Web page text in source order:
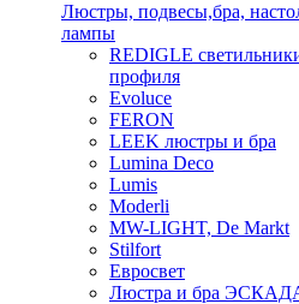
Люстры, подвесы,бра,
лампы
REDIGLE
профиля
Evoluce
FERON
LEEK люстры и бра
Lumina Deco
Lumis
Moderli
MW-LIGHT, De Markt
Stilfort
Евросвет
Люстра и бра